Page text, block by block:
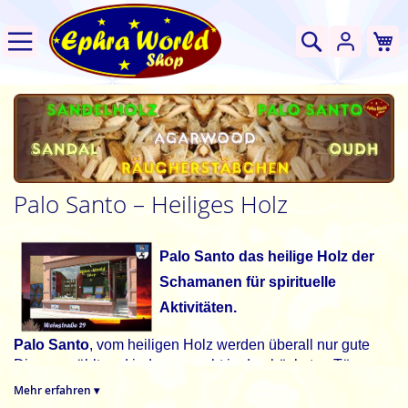
Suche
Palo Santo – Heiliges Holz
Palo Santo das heilige Holz der
Schamanen für spirituelle
Aktivitäten.
Palo Santo, vom heiligen Holz werden überall nur gute
Dinge erzählt und jeder versucht in den höchsten Tönen
davon zu schwärmen. Tatsache ist, es duftet wundervoll
Mehr erfahren ▾